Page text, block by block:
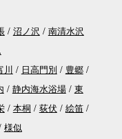
沼ノ沢
南清水沢
川 日高門別
豊郷
静内海水浴場
東
本桐 荻伏
絵笛
様似